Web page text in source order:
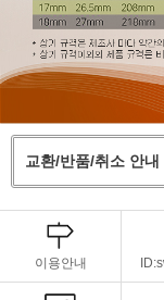
교환/반품/취소 안내
이용안내